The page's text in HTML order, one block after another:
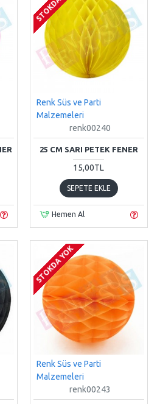
Renk Süs ve Parti
Malzemeleri
renk00240
25 CM SARI PETEK FENER
15,00TL
SEPETE EKLE
Hemen Al
STOKDA YOK
Renk Süs ve Parti
Malzemeleri
renk00243